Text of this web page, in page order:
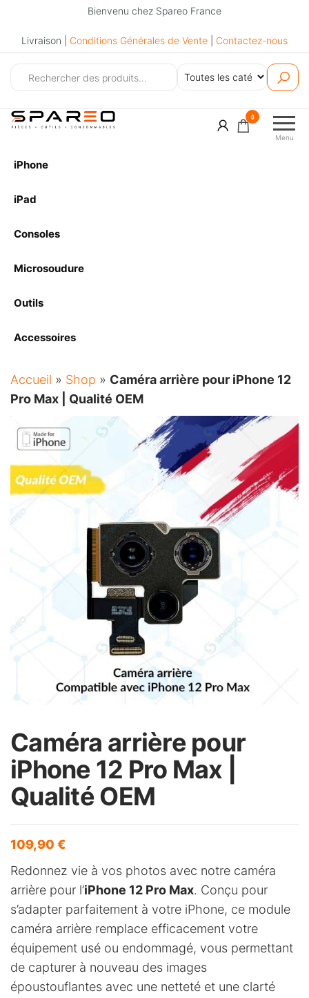
Bienvenu chez Spareo France
Livraison | Conditions Générales de Vente Contactez-nous
Menu
0
iPhone
iPad
Consoles
Microsoudure
Outils
Accessoires
Accueil » Shop » Caméra arrière pour iPhone 12
Pro Max | Qualité OEM
Caméra arrière pour
iPhone 12 Pro Max |
Qualité OEM
109,90 €
Redonnez vie à vos photos avec notre caméra
arrière pour l’iPhone 12 Pro Max. Conçu pour
s’adapter parfaitement à votre iPhone, ce module
caméra arrière remplace efficacement votre
équipement usé ou endommagé, vous permettant
de capturer à nouveau des images
époustouflantes avec une netteté et une clarté